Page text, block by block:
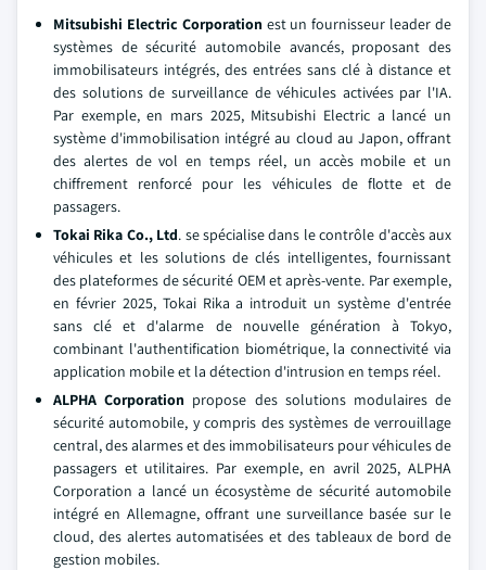
Mitsubishi Electric Corporation est un fournisseur leader de
systèmes de sécurité automobile avancés, proposant des
immobilisateurs intégrés, des entrées sans clé à distance et
des solutions de surveillance de véhicules activées par l'IA.
Par exemple, en mars 2025, Mitsubishi Electric a lancé un
système d'immobilisation intégré au cloud au Japon, offrant
des alertes de vol en temps réel, un accès mobile et un
chiffrement renforcé pour les véhicules de flotte et de
passagers.
Tokai Rika Co., Ltd. se spécialise dans le contrôle d'accès aux
véhicules et les solutions de clés intelligentes, fournissant
des plateformes de sécurité OEM et après-vente. Par exemple,
en février 2025, Tokai Rika a introduit un système d'entrée
sans clé et d'alarme de nouvelle génération à Tokyo,
combinant l'authentification biométrique, la connectivité via
application mobile et la détection d'intrusion en temps réel.
ALPHA Corporation propose des solutions modulaires de
sécurité automobile, y compris des systèmes de verrouillage
central, des alarmes et des immobilisateurs pour véhicules de
passagers et utilitaires. Par exemple, en avril 2025, ALPHA
Corporation a lancé un écosystème de sécurité automobile
intégré en Allemagne, offrant une surveillance basée sur le
cloud, des alertes automatisées et des tableaux de bord de
gestion mobiles.